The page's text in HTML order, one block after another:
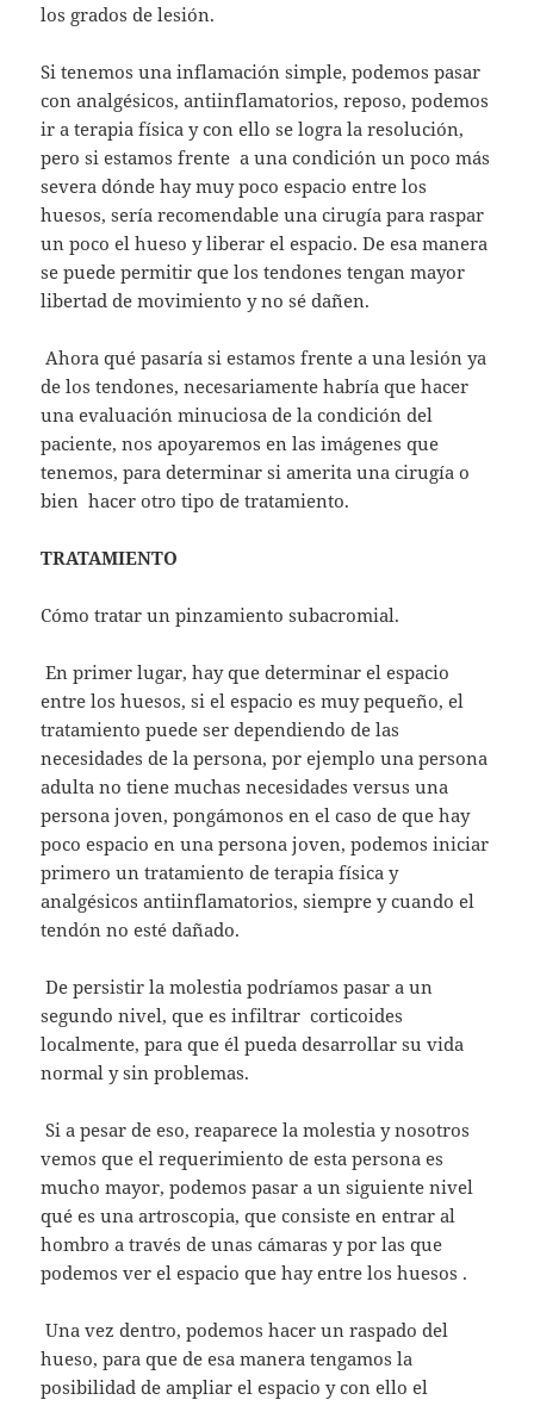
los grados de lesión.
Si tenemos una inflamación simple, podemos pasar
con analgésicos, antiinflamatorios, reposo, podemos
ir a terapia física y con ello se logra la resolución,
pero si estamos frente a una condición un poco más
severa dónde hay muy poco espacio entre los
huesos, sería recomendable una cirugía para raspar
un poco el hueso y liberar el espacio. De esa manera
se puede permitir que los tendones tengan mayor
libertad de movimiento y no sé dañen.
Ahora qué pasaría si estamos frente a una lesión ya
de los tendones, necesariamente habría que hacer
una evaluación minuciosa de la condición del
paciente, nos apoyaremos en las imágenes que
tenemos, para determinar si amerita una cirugía o
bien hacer otro tipo de tratamiento.
TRATAMIENTO
Cómo tratar un pinzamiento subacromial.
En primer lugar, hay que determinar el espacio
entre los huesos, si el espacio es muy pequeño, el
tratamiento puede ser dependiendo de las
necesidades de la persona, por ejemplo una persona
adulta no tiene muchas necesidades versus una
persona joven, pongámonos en el caso de que hay
poco espacio en una persona joven, podemos iniciar
primero un tratamiento de terapia física y
analgésicos antiinflamatorios, siempre y cuando el
tendón no esté dañado.
De persistir la molestia podríamos pasar a un
segundo nivel, que es infiltrar corticoides
localmente, para que él pueda desarrollar su vida
normal y sin problemas.
Si a pesar de eso, reaparece la molestia y nosotros
vemos que el requerimiento de esta persona es
mucho mayor, podemos pasar a un siguiente nivel
qué es una artroscopia, que consiste en entrar al
hombro a través de unas cámaras y por las que
podemos ver el espacio que hay entre los huesos .
Una vez dentro, podemos hacer un raspado del
hueso, para que de esa manera tengamos la
posibilidad de ampliar el espacio y con ello el